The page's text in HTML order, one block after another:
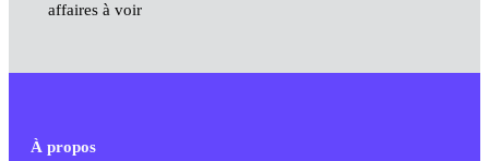
affaires à voir
À propos